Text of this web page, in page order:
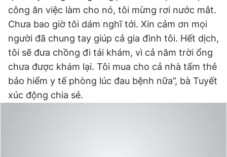
công ăn việc làm cho nó, tôi mừng rơi nước mắt.
Chưa bao giờ tôi dám nghĩ tới. Xin cảm ơn mọi
người đã chung tay giúp cả gia đình tôi. Hết dịch,
tôi sẽ đưa chồng đi tái khám, vì cả năm trời ổng
chưa được khám lại. Tôi mua cho cả nhà tấm thẻ
bảo hiểm y tế phòng lúc đau bệnh nữa”, bà Tuyết
xúc động chia sẻ.